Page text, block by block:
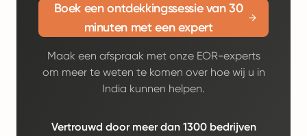
Boek een ontdekkingssessie van 30
minuten met een expert
Maak een afspraak met onze EOR-experts
om meer te weten te komen over hoe wij u in
India kunnen helpen.
Vertrouwd door meer dan 1300 bedrijven